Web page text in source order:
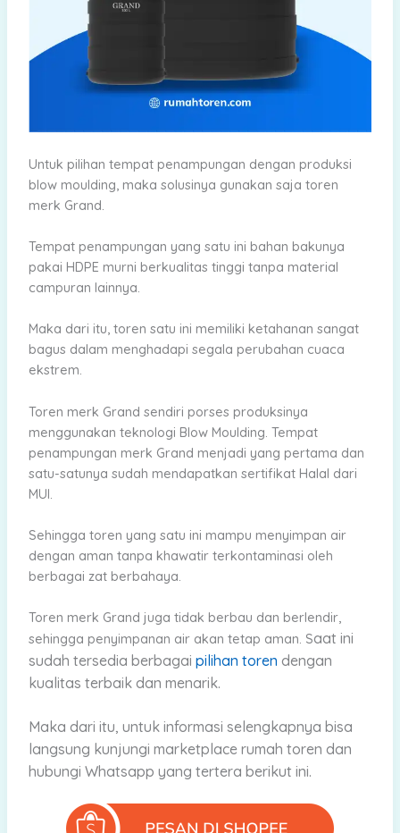
Untuk pilihan tempat penampungan dengan produksi
blow moulding, maka solusinya gunakan saja toren
merk Grand.
Tempat penampungan yang satu ini bahan bakunya
pakai HDPE murni berkualitas tinggi tanpa material
campuran lainnya.
Maka dari itu, toren satu ini memiliki ketahanan sangat
bagus dalam menghadapi segala perubahan cuaca
ekstrem.
Toren merk Grand sendiri porses produksinya
menggunakan teknologi Blow Moulding. Tempat
penampungan merk Grand menjadi yang pertama dan
satu-satunya sudah mendapatkan sertifikat Halal dari
MUI.
Sehingga toren yang satu ini mampu menyimpan air
dengan aman tanpa khawatir terkontaminasi oleh
berbagai zat berbahaya.
Toren merk Grand juga tidak berbau dan berlendir,
sehingga penyimpanan air akan tetap aman. Saat ini
sudah tersedia berbagai pilihan toren dengan
kualitas terbaik dan menarik.
Maka dari itu, untuk informasi selengkapnya bisa
langsung kunjungi marketplace rumah toren dan
hubungi Whatsapp yang tertera berikut ini.